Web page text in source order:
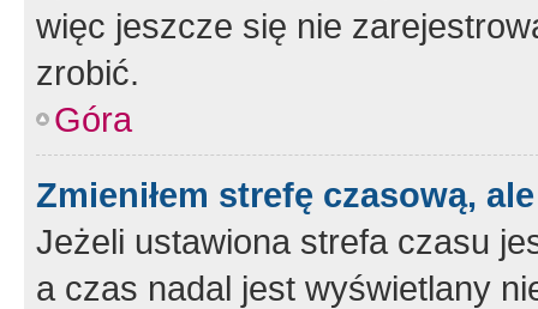
więc jeszcze się nie
zrobić.
Góra
Zmieniłem strefę czasową,
Jeżeli ustawiona strefa czasu
a czas nadal jest wyświetlany